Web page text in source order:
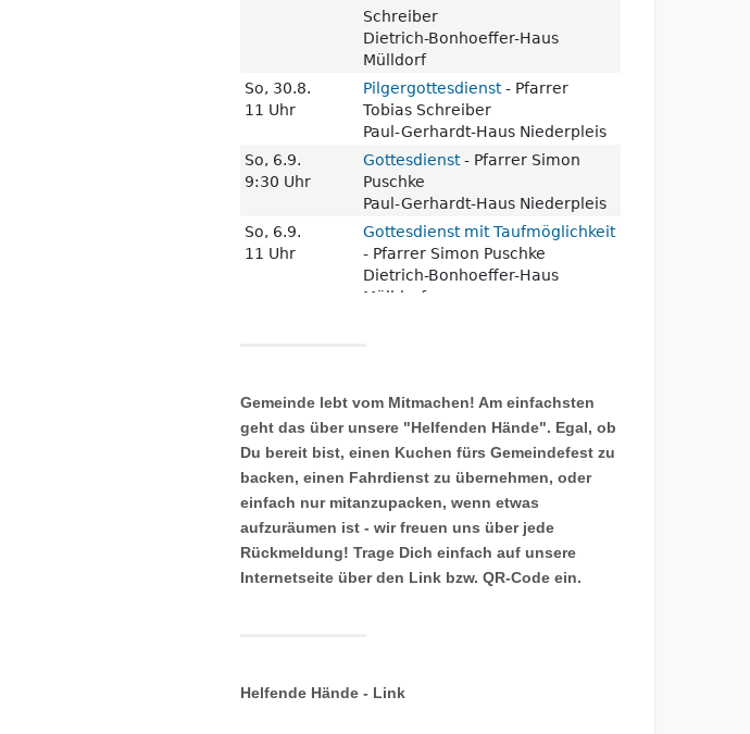
Gemeinde lebt vom Mitmachen! Am einfachsten
geht das über unsere "Helfenden Hände". Egal, ob
Du bereit bist, einen Kuchen fürs Gemeindefest zu
backen, einen Fahrdienst zu übernehmen, oder
einfach nur mitanzupacken, wenn etwas
aufzuräumen ist - wir freuen uns über jede
Rückmeldung! Trage Dich einfach auf unsere
Internetseite über den Link bzw. QR-Code ein.
Helfende Hände - Link